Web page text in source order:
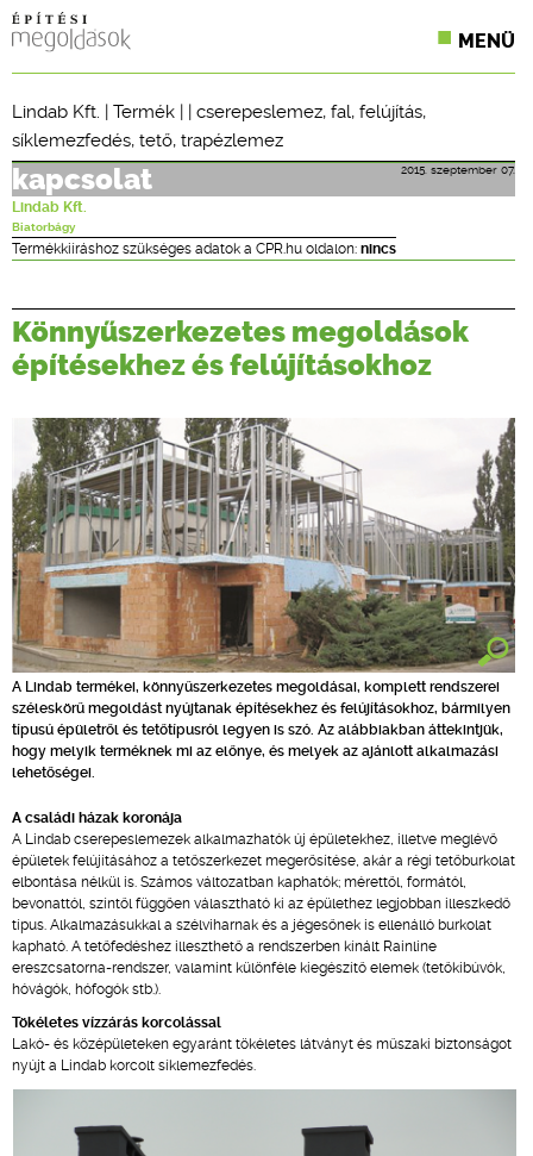
MENÜ
SZAKLAPOK
CPR TERMÉKKIÍRÁS
ÉPÍTÉSI JOG
ONLINE KÉPZÉSEK
TERVEZÉSI SEGÉDLETEK
Lindab Kft. | Termék | | cserepeslemez, fal, felújítás,
síklemezfedés, tető, trapézlemez
2015. szeptember 07.
kapcsolat
Lindab Kft.
Biatorbágy
Termékkiíráshoz szükséges adatok a CPR.hu oldalon: nincs
Könnyűszerkezetes megoldások
építésekhez és felújításokhoz
A Lindab termékei, könnyűszerkezetes megoldásai, komplett rendszerei
széleskörű megoldást nyújtanak építésekhez és felújításokhoz, bármilyen
típusú épületről és tetőtípusról legyen is szó. Az alábbiakban áttekintjük,
hogy melyik terméknek mi az előnye, és melyek az ajánlott alkalmazási
lehetőségei.
A családi házak koronája
A Lindab cserepeslemezek alkalmazhatók új épületekhez, illetve meglévő
épületek felújításához a tetőszerkezet megerősítése, akár a régi tetőburkolat
elbontása nélkül is. Számos változatban kaphatók; mérettől, formától,
bevonattól, színtől függően választható ki az épülethez legjobban illeszkedő
típus. Alkalmazásukkal a szélviharnak és a jégesőnek is ellenálló burkolat
kapható. A tetőfedéshez illeszthető a rendszerben kínált Rainline
ereszcsatorna-rendszer, valamint különféle kiegészítő elemek (tetőkibúvók,
hóvágók, hófogók stb.).
Tökéletes vízzárás korcolással
Lakó- és középületeken egyaránt tökéletes látványt és műszaki biztonságot
nyújt a Lindab korcolt síklemezfedés.